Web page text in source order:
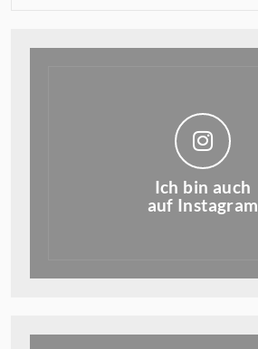
Ich bin auch
auf Instagram